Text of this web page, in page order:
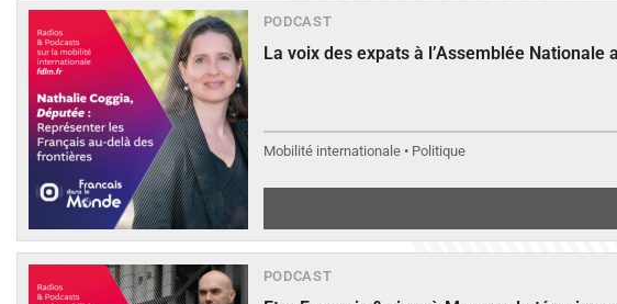
PODCAST
La voix des expats à l’Assemblée Nationale
Mobilité internationale • Politique
PODCAST